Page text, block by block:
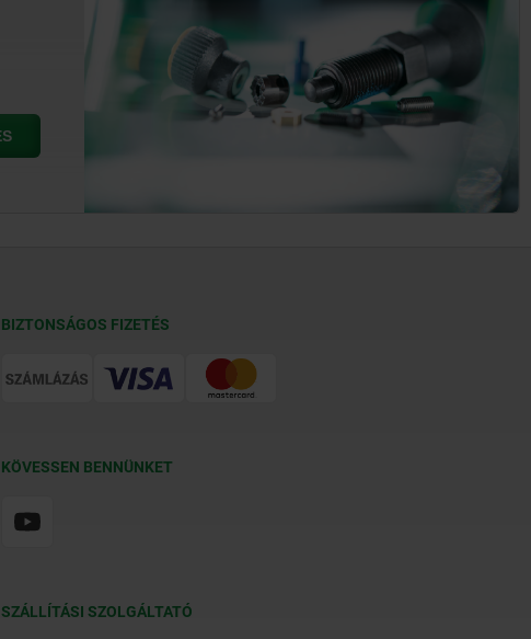
BIZTONSÁGOS FIZETÉS
KÖVESSEN BENNÜNKET
SZÁLLÍTÁSI SZOLGÁLTATÓ